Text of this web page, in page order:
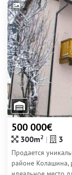
9
500 000€
300m2 3
Продается
районе Колашина,